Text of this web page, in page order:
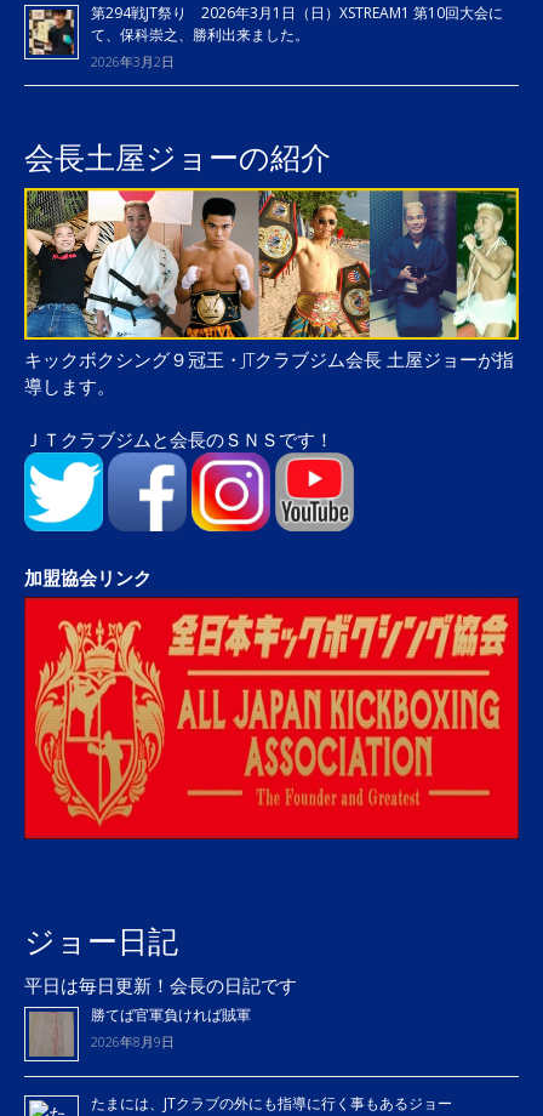
第294戦JT祭り 2026年3月1日（日）XSTREAM1 第10回大会に
て、保科崇之、勝利出来ました。
2026年3月2日
会長土屋ジョーの紹介
キックボクシング９冠王・JTクラブジム会長 土屋ジョーが指
導します。
ＪＴクラブジムと会長のＳＮＳです！
加盟協会リンク
ジョー日記
平日は毎日更新！会長の日記です
勝てば官軍負ければ賊軍
2026年8月9日
たまには、JTクラブの外にも指導に行く事もあるジョー